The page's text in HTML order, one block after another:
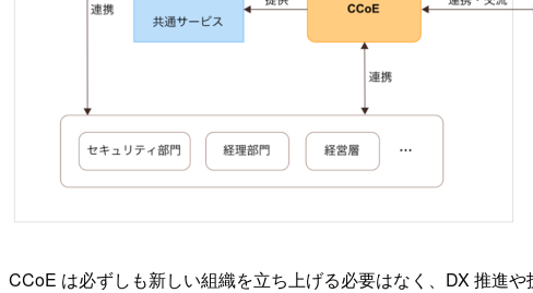
CCoE は必ずしも新しい組織を立ち上げる必要はなく、DX 推進